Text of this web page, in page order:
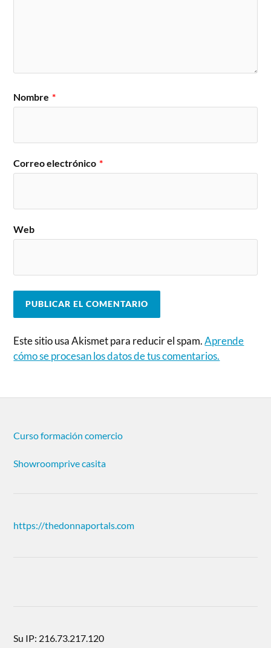
Nombre *
Correo electrónico *
Web
Este sitio usa Akismet para reducir el spam.Aprende
cómo se procesan los datos de tus comentarios.
Curso formación comercio
Showroomprive casita
https://thedonnaportals.com
Su IP: 216.73.217.120